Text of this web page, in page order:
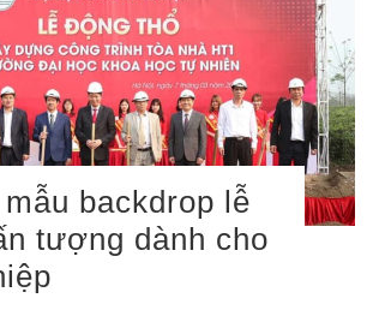
backdrop lễ
tượng dành cho